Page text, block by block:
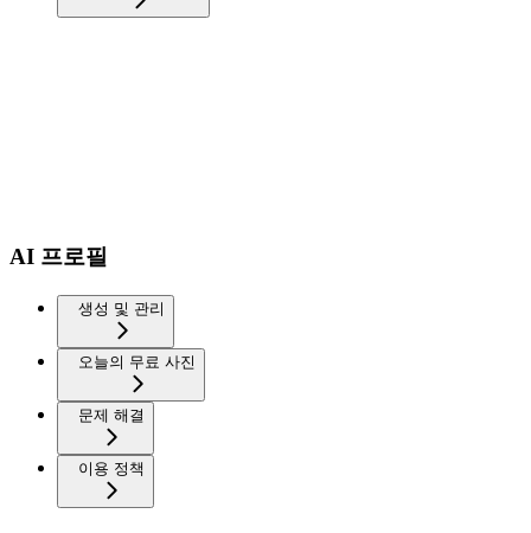
AI 프로필
생성 및 관리
오늘의 무료 사진
문제 해결
이용 정책